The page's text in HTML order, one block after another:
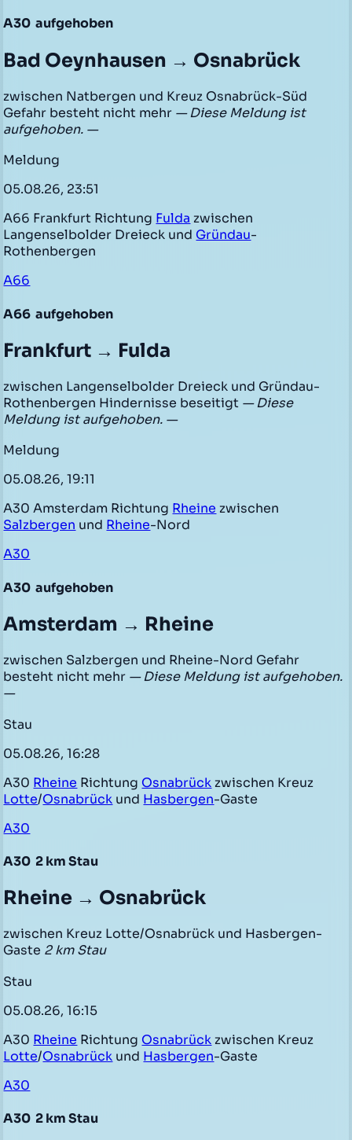
A30 aufgehoben
Bad Oeynhausen → Osnabrück
zwischen Natbergen und Kreuz Osnabrück-Süd
Gefahr besteht nicht mehr — Diese Meldung ist
aufgehoben. —
Meldung
05.08.26, 23:51
A66 Frankfurt Richtung Fulda zwischen
Langenselbolder Dreieck und Gründau-
Rothenbergen
A66
A66 aufgehoben
Frankfurt → Fulda
zwischen Langenselbolder Dreieck und Gründau-
Rothenbergen Hindernisse beseitigt — Diese
Meldung ist aufgehoben. —
Meldung
05.08.26, 19:11
A30 Amsterdam Richtung Rheine zwischen
Salzbergen und Rheine-Nord
A30
A30 aufgehoben
Amsterdam → Rheine
zwischen Salzbergen und Rheine-Nord Gefahr
besteht nicht mehr — Diese Meldung ist aufgehoben.
—
Stau
05.08.26, 16:28
A30 Rheine Richtung Osnabrück zwischen Kreuz
Lotte/Osnabrück und Hasbergen-Gaste
A30
A30 2 km Stau
Rheine → Osnabrück
zwischen Kreuz Lotte/Osnabrück und Hasbergen-
Gaste 2 km Stau
Stau
05.08.26, 16:15
A30 Rheine Richtung Osnabrück zwischen Kreuz
Lotte/Osnabrück und Hasbergen-Gaste
A30
A30 2 km Stau